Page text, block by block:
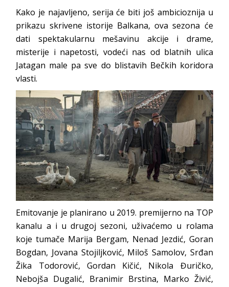
Kako je najavljeno, serija će biti još ambicioznija u
prikazu skrivene istorije Balkana, ova sezona će
dati spektakularnu mešavinu akcije i drame,
misterije i napetosti, vodeći nas od blatnih ulica
Jatagan male pa sve do blistavih Bečkih koridora
vlasti.
Emitovanje je planirano u 2019. premijerno na TOP
kanalu a i u drugoj sezoni, uživaćemo u rolama
koje tumače Marija Bergam, Nenad Jezdić, Goran
Bogdan, Jovana Stojiljković, Miloš Samolov, Srđan
Žika Todorović, Gordan Kičić, Nikola Đuričko,
Nebojša Dugalić, Branimir Brstina, Marko Živić,